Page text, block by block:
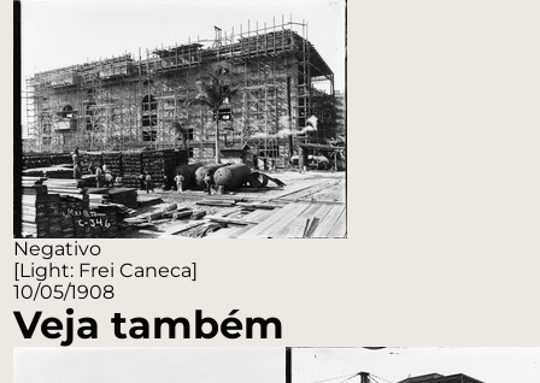
Negativo
[Light: Frei Caneca]
10/05/1908
Veja também